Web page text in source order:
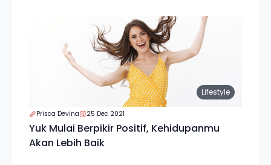
Lifestyle
Prisca Devina 25 Dec 2021
Yuk Mulai Berpikir Positif, Kehidupanmu
Akan Lebih Baik